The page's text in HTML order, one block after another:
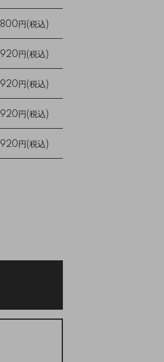
800円(税込)
920円(税込)
920円(税込)
920円(税込)
920円(税込)